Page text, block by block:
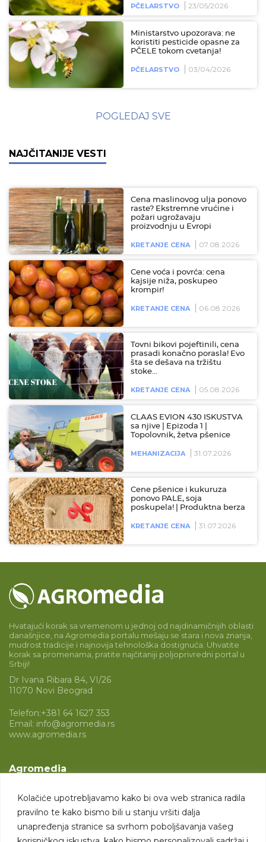
Kolačiće upotrebljavamo kako bi ova web stranica radila
pravilno te kako bismo bili u stanju vršiti dalja
unapređenja stranice sa svrhom poboljšavanja vašeg
PČELARSTVO 23/05/2026
Ministarstvo upozorava: ne
koristiti pesticide opasne za
PČELE tokom cvetanja!
PČELARSTVO 03/04/2026
POGLEDAJ SVE
NAJČITANIJE VESTI
Cena maslinovog ulja ponovo
raste? Ekstremne vrućine i
požari ugrožavaju
proizvodnju u Evropi
KRETANJE CENA 07.08.2026
Cene voća i povrća: cena
kajsije niža, poskupeo
krompir!
KRETANJE CENA 06.08.2026
Tovni bikovi pojeftinili, cena
prasadi konačno porasla! Evo
šta se dešava na tržištu
stoke…
KRETANJE CENA 05.08.2026
CLAAS EVION 430 ISKUSTVA
sa njive | Epizoda 1 |
Topolovnik, žetva pšenice
MEHANIZACIJA 31.07.2026
Cene pšenice i kukuruza
ponovo PALE, soja
poskupela! | Produktna berza
KRETANJE CENA 31.07.2026
Hvatajući korak sa vremenom u jednoj od najdinamičnijih oblasti
današnjice, na Agromedia portalu mešaju se stara i nova znanja,
mudrost tradicije i najnovija tehnološka dostignuća. Uhvatite
korak sa promenama, pratite najčitaniji poljoprivredni portal u
Srbiji!
Dr Ivana Ribara 84, VI/26
11070 Novi Beograd
Telefon:+381 64 1627 353
Email: info@agromedia.rs
www.agromedia.rs
Agromedia
Svet poljoprivrede
Marketing usluge